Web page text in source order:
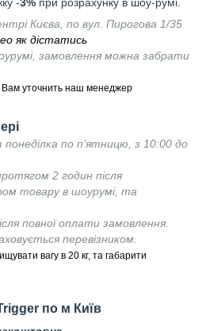
Києва, по вул. Пирогова 1/35
як дістатись
замовлення можна забрати
Вам уточнить наш менеджер
понеділка по п'ятницю, з 10:00 до
2 годин після
товару в шоурумі, та
повної оплати замовлення.
перевізником.
вагу в 20 кг, та габарити
по м Київ